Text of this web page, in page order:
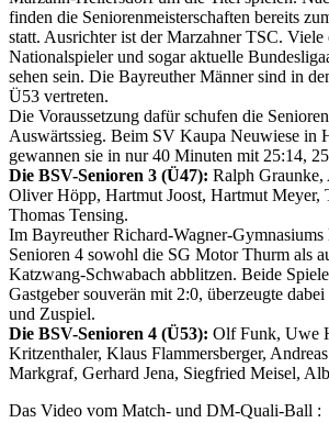
finden die Seniorenmeisterschaften bereits
statt. Ausrichter ist der Marzahner TSC. Viele
Nationalspieler und sogar aktuelle
sehen sein. Die Bayreuther Männer sind in
Ü53 vertreten.
Die Voraussetzung dafür schufen die
Auswärtssieg. Beim SV Kaupa Neuwiese in
gewannen sie in nur 40 Minuten mit 25:14,
Die BSV-Senioren 3 (Ü47): Ralph Graunke,
Oliver Höpp, Hartmut Joost, Hartmut Meyer,
Thomas Tensing.
Im Bayreuther Richard-Wagner-
Senioren 4 sowohl die SG Motor Thurm als
Katzwang-Schwabach abblitzen. Beide
Gastgeber souverän mit 2:0, überzeugte
und Zuspiel.
Die BSV-Senioren 4 (Ü53): Olf Funk, Uwe
Kritzenthaler, Klaus Flammersberger,
Markgraf, Gerhard Jena, Siegfried Meisel,
Das Video vom Match- und DM-Quali-Ball :